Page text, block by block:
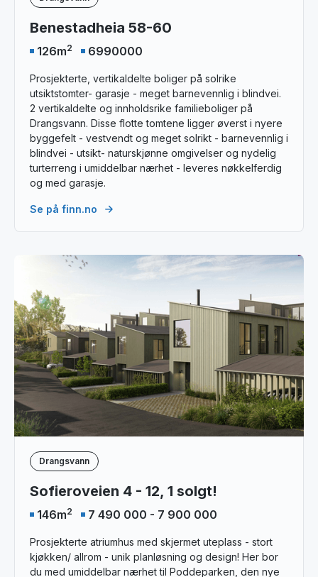
Benestadheia 58-60
126m2 6990000
Prosjekterte, vertikaldelte boliger på solrike
utsiktstomter- garasje - meget barnevennlig i blindvei.
2 vertikaldelte og innholdsrike familieboliger på
Drangsvann. Disse flotte tomtene ligger øverst i nyere
byggefelt - vestvendt og meget solrikt - barnevennlig i
blindvei - utsikt- naturskjønne omgivelser og nydelig
turterreng i umiddelbar nærhet - leveres nøkkelferdig
og med garasje.
Se på finn.no
Drangsvann
Sofieroveien 4 - 12, 1 solgt!
146m2 7 490 000 - 7 900 000
Prosjekterte atriumhus med skjermet uteplass - stort
kjøkken/ allrom - unik planløsning og design! Her bor
du med umiddelbar nærhet til Poddeparken, den nye